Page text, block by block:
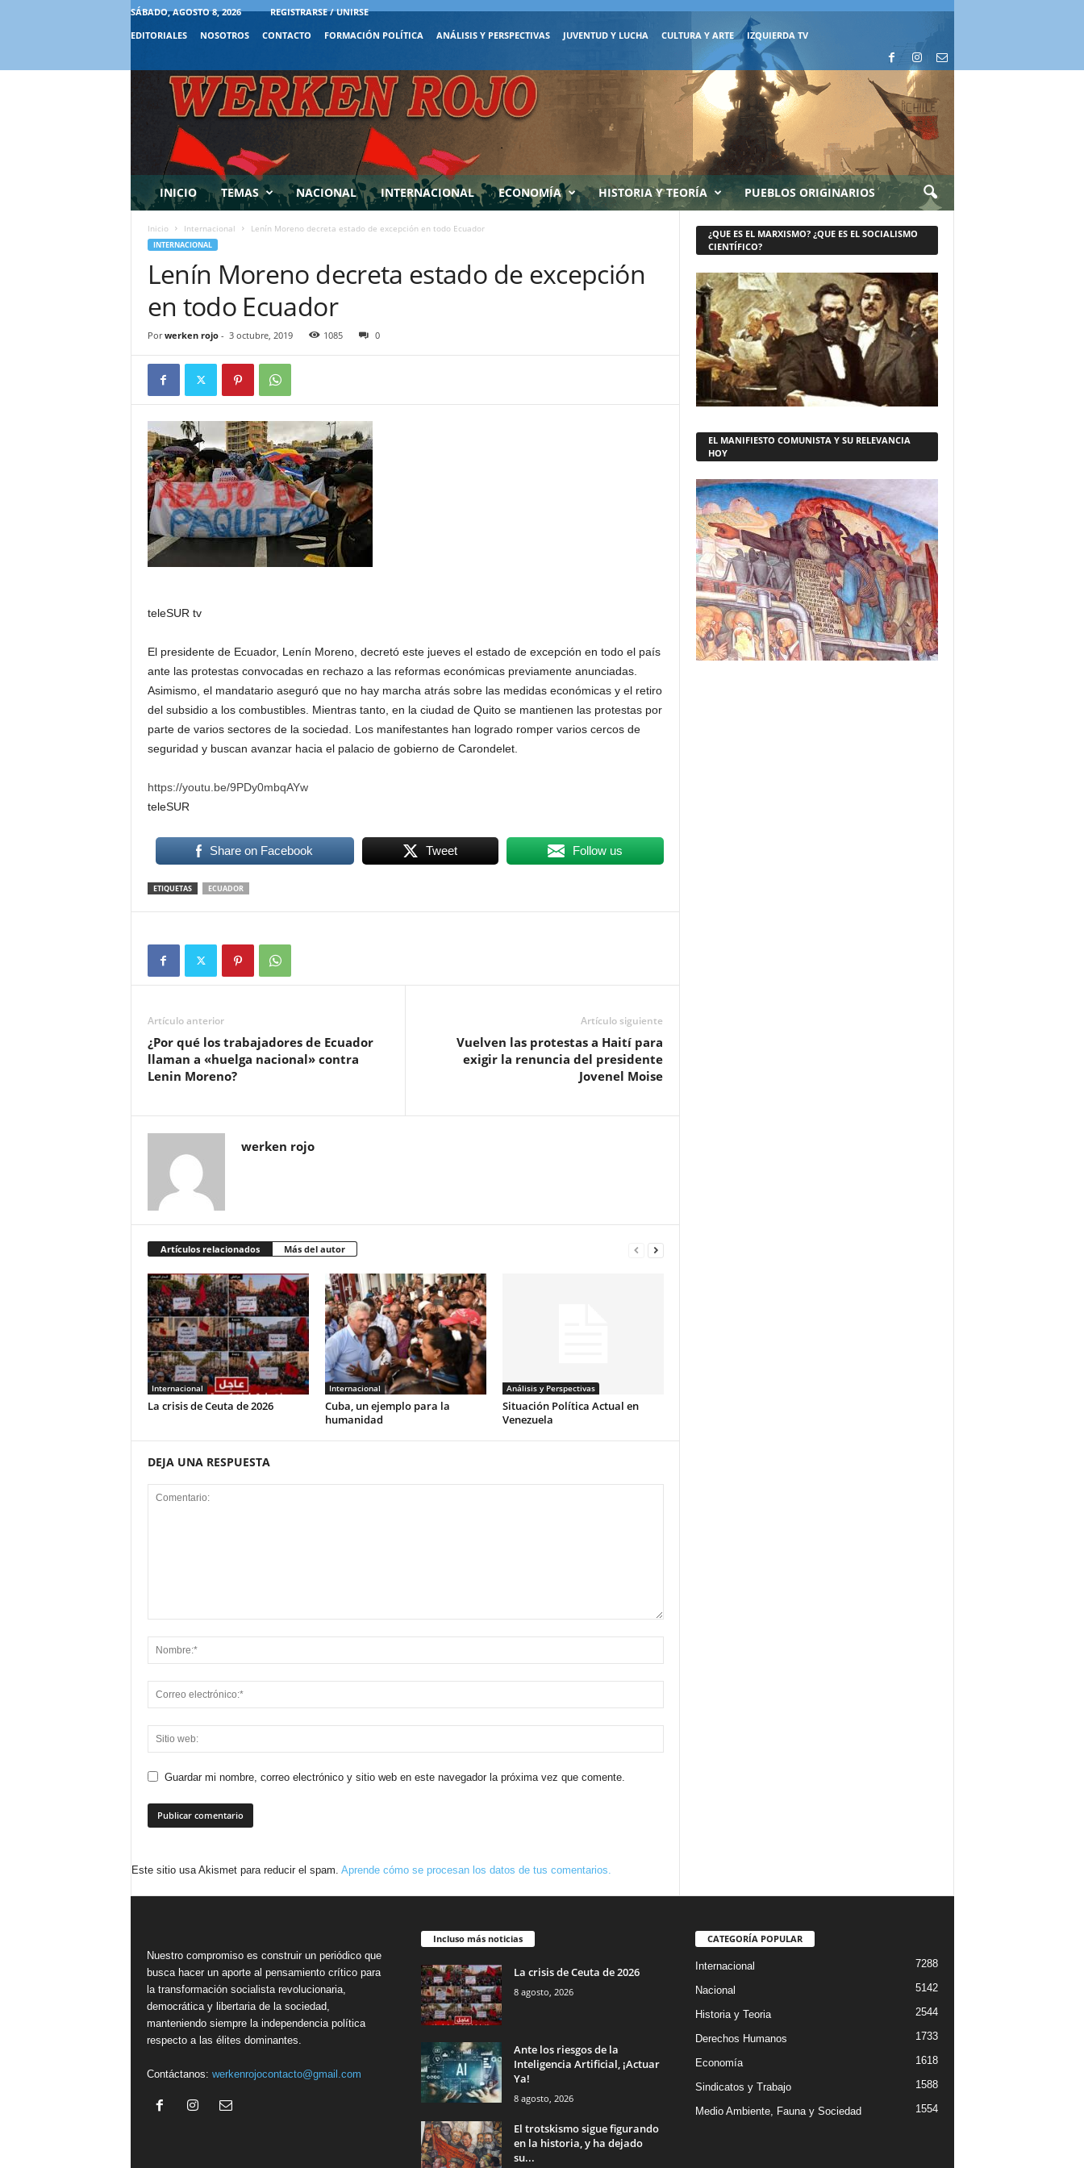
SÁBADO, AGOSTO 8, 2026
REGISTRARSE / UNIRSE
EDITORIALES
NOSOTROS CONTACTO FORMACIÓN POLÍTICA ANÁLISIS Y PERSPECTIVAS JUVENTUD Y LUCHA CULTURA Y ARTE IZQUIERDA TV
INICIO TEMAS NACIONAL INTERNACIONAL ECONOMÍA HISTORIA Y TEORÍA PUEBLOS ORIGINARIOS
Inicio Internacional Lenín Moreno decreta estado de excepción en todo Ecuador
INTERNACIONAL
Lenín Moreno decreta estado de excepción
en todo Ecuador
Por werken rojo- 3 octubre, 2019 1085 0
teleSUR tv
El presidente de Ecuador, Lenín Moreno, decretó este jueves el estado de excepción en todo el país
ante las protestas convocadas en rechazo a las reformas económicas previamente anunciadas.
Asimismo, el mandatario aseguró que no hay marcha atrás sobre las medidas económicas y el retiro
del subsidio a los combustibles. Mientras tanto, en la ciudad de Quito se mantienen las protestas por
parte de varios sectores de la sociedad. Los manifestantes han logrado romper varios cercos de
seguridad y buscan avanzar hacia el palacio de gobierno de Carondelet.
https://youtu.be/9PDy0mbqAYw
teleSUR
Share on Facebook Tweet Follow us
ETIQUETAS ECUADOR
Artículo anterior
¿Por qué los trabajadores de Ecuador
llaman a «huelga nacional» contra
Lenin Moreno?
Artículo siguiente
Vuelven las protestas a Haití para
exigir la renuncia del presidente
Jovenel Moise
werken rojo
Artículos relacionados Más del autor
Internacional
La crisis de Ceuta de 2026
Internacional
Cuba, un ejemplo para la
humanidad
Análisis y Perspectivas
Situación Política Actual en
Venezuela
DEJA UNA RESPUESTA
Guardar mi nombre, correo electrónico y sitio web en este navegador la próxima vez que comente.
Este sitio usa Akismet para reducir el spam. Aprende cómo se procesan los datos de tus comentarios.
¿QUE ES EL MARXISMO? ¿QUE ES EL SOCIALISMO
CIENTÍFICO?
EL MANIFIESTO COMUNISTA Y SU RELEVANCIA
HOY
Nuestro compromiso es construir un periódico que
busca hacer un aporte al pensamiento crítico para
la transformación socialista revolucionaria,
democrática y libertaria de la sociedad,
manteniendo siempre la independencia política
respecto a las élites dominantes.
Contáctanos: werkenrojocontacto@gmail.com
Incluso más noticias
La crisis de Ceuta de 2026
8 agosto, 2026
Ante los riesgos de la
Inteligencia Artificial, ¡Actuar
Ya!
8 agosto, 2026
El trotskismo sigue figurando
en la historia, y ha dejado
su...
CATEGORÍA POPULAR
Internacional 7288
Nacional 5142
Historia y Teoria 2544
Derechos Humanos 1733
Economía 1618
Sindicatos y Trabajo 1588
Medio Ambiente, Fauna y Sociedad 1554